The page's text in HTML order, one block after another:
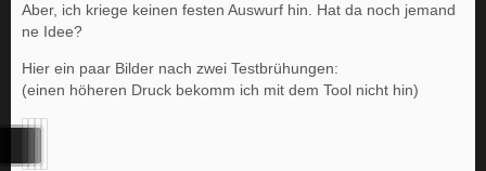
Aber, ich kriege keinen festen Auswurf hin. Hat da noch jemand
ne Idee?
Hier ein paar Bilder nach zwei Testbrühungen:
(einen höheren Druck bekomm ich mit dem Tool nicht hin)